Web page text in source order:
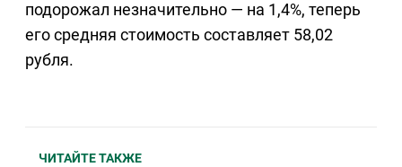
подорожал незначительно — на 1,4%, теперь
его средняя стоимость составляет 58,02
рубля.
ЧИТАЙТЕ ТАКЖЕ